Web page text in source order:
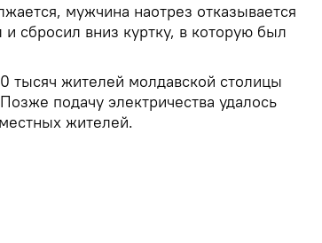
мужчина наотрез отказывается
и сбросил вниз куртку, в которую был
тысяч жителей молдавской столицы
подачу электричества удалось
жителей.